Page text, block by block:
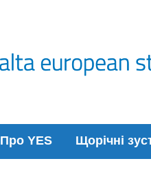
Про YES Щорічні